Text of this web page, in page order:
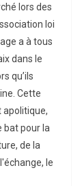
lors des
loi
a à tous
dans le
qu’ils
Cette
bat pour la
de la
le